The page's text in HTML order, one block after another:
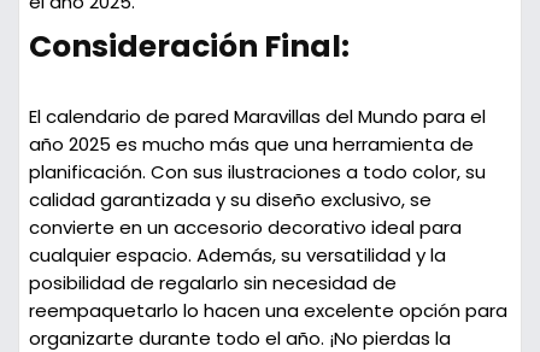
Consideración Final:
El calendario de pared Maravillas del Mundo para el
año 2025 es mucho más que una herramienta de
planificación. Con sus ilustraciones a todo color, su
calidad garantizada y su diseño exclusivo, se
convierte en un accesorio decorativo ideal para
cualquier espacio. Además, su versatilidad y la
posibilidad de regalarlo sin necesidad de
reempaquetarlo lo hacen una excelente opción para
organizarte durante todo el año. ¡No pierdas la